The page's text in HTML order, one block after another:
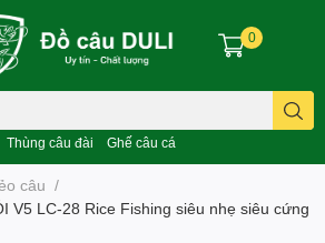
Thùng câu đài Ghế câu cá
0
câu /
V5 LC-28 Rice Fishing siêu nhẹ siêu cứng